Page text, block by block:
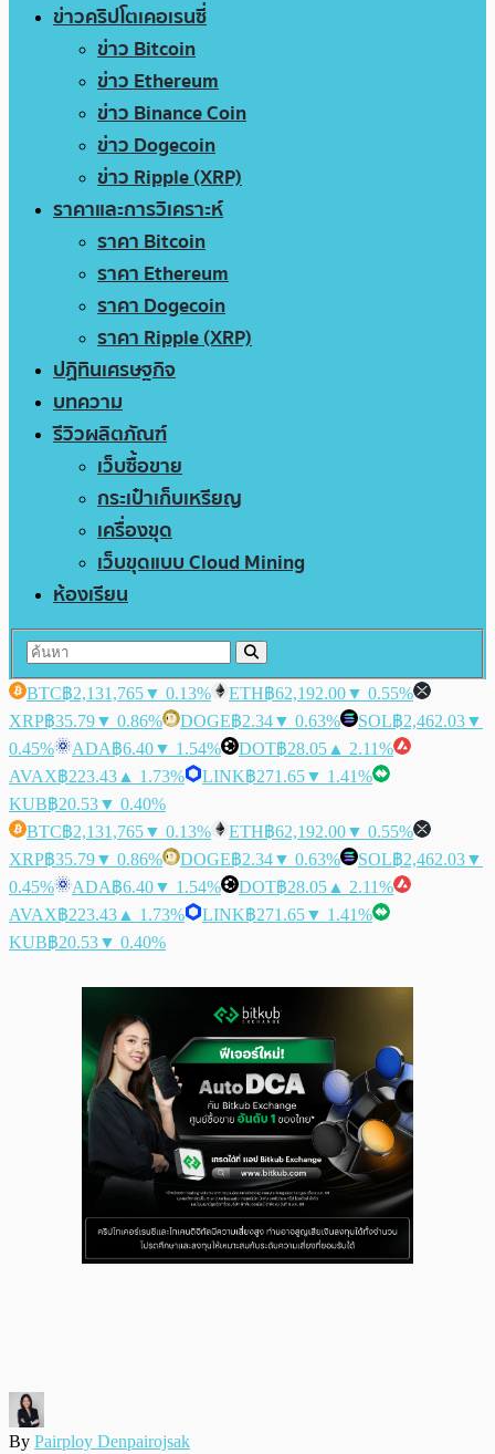
ข่าวคริปโตเคอเรนซี่
ข่าว Bitcoin
ข่าว Ethereum
ข่าว Binance Coin
ข่าว Dogecoin
ข่าว Ripple (XRP)
ราคาและการวิเคราะห์
ราคา Bitcoin
ราคา Ethereum
ราคา Dogecoin
ราคา Ripple (XRP)
ปฏิทินเศรษฐกิจ
บทความ
รีวิวผลิตภัณฑ์
เว็บซื้อขาย
กระเป๋าเก็บเหรียญ
เครื่องขุด
เว็บขุดแบบ Cloud Mining
ห้องเรียน
BTC฿2,131,765▼ 0.13% ETH฿62,192.00▼ 0.55%
XRP฿35.79▼ 0.86% DOGE฿2.34▼ 0.63% SOL฿2,462.03▼
0.45%
ADA฿6.40▼ 1.54% DOT฿28.05 ▲ 2.11%
AVAX฿223.43 ▲ 1.73% LINK฿271.65▼ 1.41%
KUB฿20.53▼ 0.40%
BTC฿2,131,765▼ 0.13% ETH฿62,192.00▼ 0.55%
XRP฿35.79▼ 0.86% DOGE฿2.34▼ 0.63% SOL฿2,462.03▼
0.45%
ADA฿6.40▼ 1.54% DOT฿28.05 ▲ 2.11%
AVAX฿223.43 ▲ 1.73% LINK฿271.65▼ 1.41%
KUB฿20.53▼ 0.40%
By Pairploy Denpairojsak